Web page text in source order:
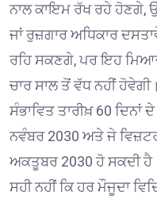
ਨਾਲ ਕਾਇਮ ਰੱਖ ਰਹੇ
ਜਾਂ ਰੁਜ਼ਗਾਰ ਅਧਿਕਾਰ
ਰਹਿ ਸਕਣਗੇ, ਪਰ ਇਹ
ਚਾਰ ਸਾਲ ਤੋਂ ਵੱਧ ਨਹੀਂ
ਸੰਭਾਵਿਤ ਤਾਰੀਖ਼ 60 ਦਿਨਾਂ
ਨਵੰਬਰ 2030 ਅਤੇ ਜੇ
ਅਕਤੂਬਰ 2030 ਹੋ ਸਕਦੀ
ਸਹੀ ਨਹੀਂ ਕਿ ਹਰ ਮੌਜੂਦਾ